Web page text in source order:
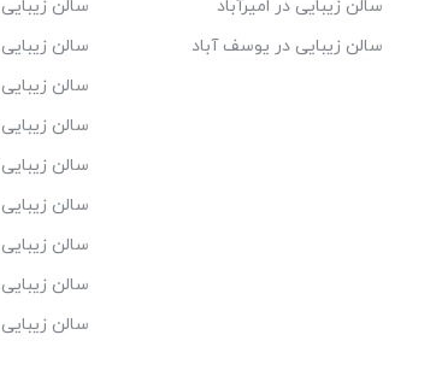
سالن زیبایی در امیرآباد
سالن زیبایی در یوسف آباد
سالن زیبایی
سالن
سالن
سالن
سالن
سالن زیبایی
سالن
سالن
سالن